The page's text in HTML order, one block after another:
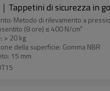
Tappetini di sicurezza in
Metodo di rilevamento a
(8 ore) ≤ 400 N/cm²
> 20 kg
della superficie: Gomma NBR
15 mm